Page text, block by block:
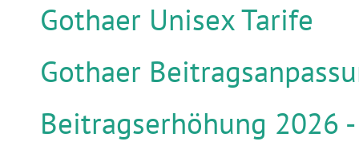
Gothaer Unisex Tarife
Gothaer
Beitragserhöhung 2026